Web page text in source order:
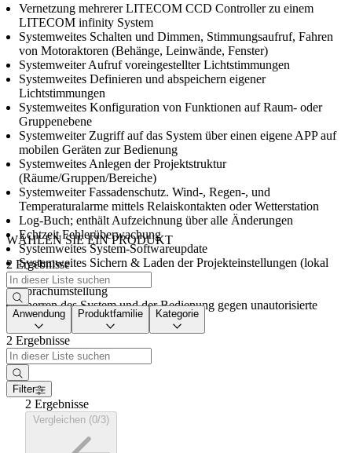
Vernetzung mehrerer LITECOM CCD Controller zu einem
LITECOM infinity System
Systemweites Schalten und Dimmen, Stimmungsaufruf, Fahren
von Motoraktoren (Behänge, Leinwände, Fenster)
Systemweiter Aufruf voreingestellter Lichtstimmungen
Systemweites Definieren und abspeichern eigener
Lichtstimmungen
Systemweites Konfiguration von Funktionen auf Raum- oder
Gruppenebene
Systemweiter Zugriff auf das System über einen eigene APP auf
mobilen Geräten zur Bedienung
Systemweites Anlegen der Projektstruktur
(Räume/Gruppen/Bereiche)
Systemweiter Fassadenschutz. Wind-, Regen-, und
Temperaturalarme mittels Relaiskontakten oder Wetterstation
Log-Buch; enthält Aufzeichnung über alle Änderungen
Echtzeit Fehlerüberwachung
Systemweites System-Softwareupdate
Systemweites Sichern & Laden der Projekteinstellungen (lokal
und remote)
Sprachumstellung
Sperren des System und der Bedienung gegen unautorisierte
Eingriffe
WÄHLEN SIE EIN PRODUKT
2 Ergebnisse
Anwendung Produktfamilie Kategorie
2 Ergebnisse
Filter
2 Ergebnisse